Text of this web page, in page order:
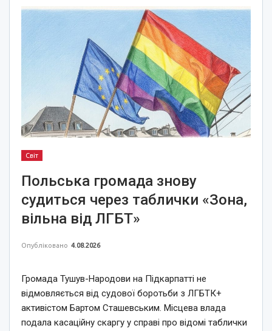
Світ
Польська громада знову
судиться через таблички «Зона,
вільна від ЛГБТ»
Опубліковано 4.08.2026
Громада Тушув-Народови на Підкарпатті не
відмовляється від судової боротьби з ЛГБТК+
активістом Бартом Сташевським. Місцева влада
подала касаційну скаргу у справі про відомі таблички